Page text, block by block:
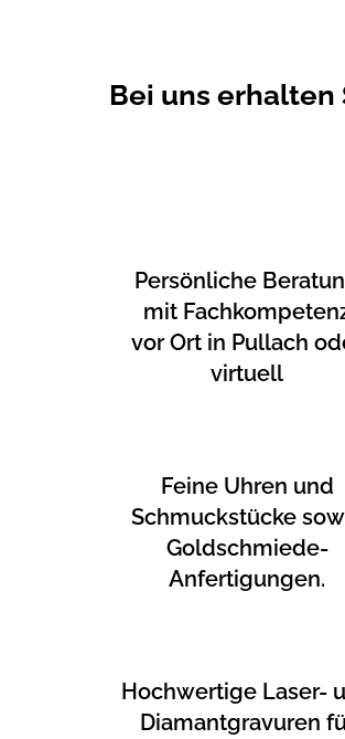
Bei uns erhalten
Persönliche
mit
vor Ort in Pullach
virtuell
Feine Uhren und
Schmuckstücke
Goldschmiede-
Anfertigungen.
Hochwertige Laser-
Diamantgravuren